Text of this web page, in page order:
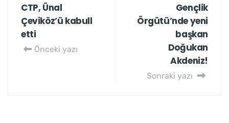
CTP, Ünal
Çeviköz’ü kabull
etti
Önceki yazı
Gençlik
Örgütü’nde yeni
başkan
Doğukan
Akdeniz!
Sonraki yazı